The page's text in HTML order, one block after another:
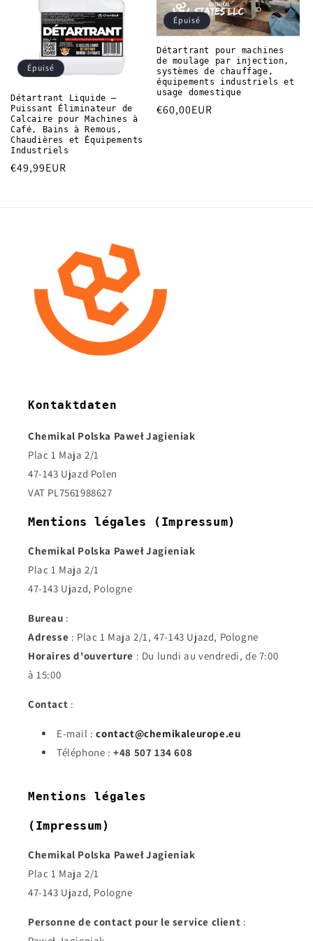
o
n
:
Épuisé
Détartrant Liquide –
Puissant Éliminateur de
Calcaire pour Machines à
Café, Bains à Remous,
Chaudières et Équipements
Industriels
Prix
€49,99EUR
Épuisé
Détartrant pour machines
de moulage par injection,
systèmes de chauffage,
équipements industriels et
usage domestique
Prix
€60,00EUR
Kontaktdaten
Chemikal Polska Paweł Jagieniak
Plac 1 Maja 2/1
47-143 Ujazd Polen
VAT PL7561988627
Mentions légales (Impressum)
Chemikal Polska Paweł Jagieniak
Plac 1 Maja 2/1
47-143 Ujazd, Pologne
Bureau :
Adresse : Plac 1 Maja 2/1, 47-143 Ujazd, Pologne
Horaires d'ouverture : Du lundi au vendredi, de 7:00
à 15:00
Contact :
E-mail :contact@chemikaleurope.eu
Téléphone :+48 507 134 608
Mentions légales
(Impressum)
Chemikal Polska Paweł Jagieniak
Plac 1 Maja 2/1
47-143 Ujazd, Pologne
Personne de contact pour le service client :